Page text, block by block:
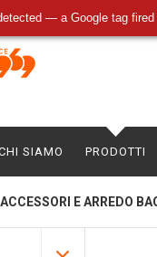
— a Google tag
SIAMO PRODOTTI
ACCESSORI E ARREDO